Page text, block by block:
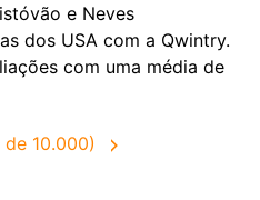
e Neves
dos USA com a Qwintry.
com uma média de
10.000)